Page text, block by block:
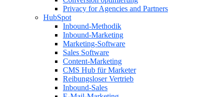
Privacy for Agencies and Partners
HubSpot
Inbound-Methodik
Inbound-Marketing
Marketing-Software
Sales Software
Content-Marketing
CMS Hub für Marketer
Reibungsloser Vertrieb
Inbound-Sales